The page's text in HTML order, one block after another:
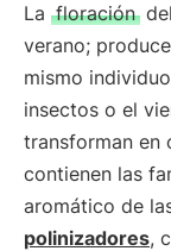
La floración
verano;
mismo
insectos o el
transforman en
contienen las
aromático de
polinizadores,